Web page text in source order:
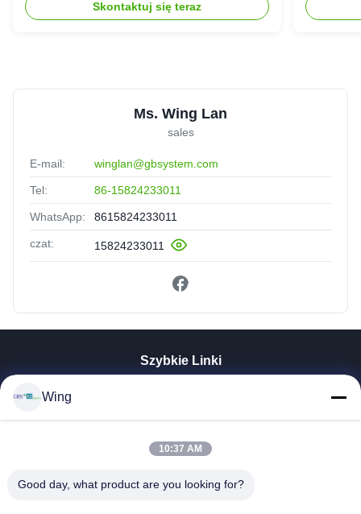
Skontaktuj się teraz
Ms. Wing Lan
sales
E-mail: winglan@gbsystem.com
Tel: 86-15824233011
WhatsApp: 8615824233011
czat: 15824233011
Szybkie Linki
Pokaz VR
Wycieczka Po Fabryce
Wing
10:37 AM
Good day, what product are you looking for?